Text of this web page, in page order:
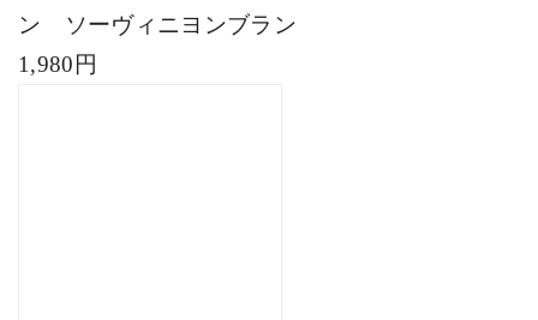
ン ソーヴィニヨンブラン
1,980円